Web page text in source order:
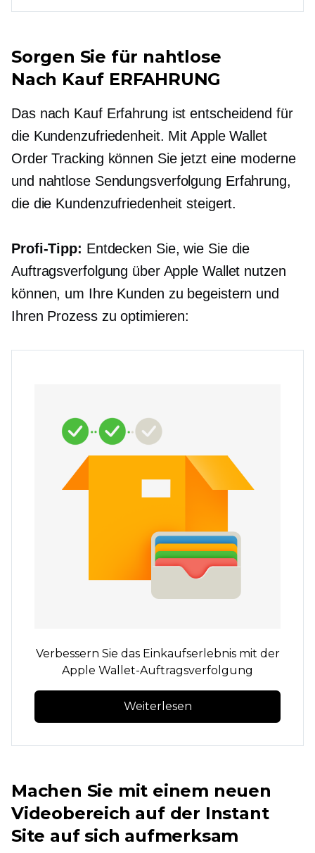
Sorgen Sie für nahtlose
Nach Kauf ERFAHRUNG
Das nach KaufErfahrung ist entscheidend für
die Kundenzufriedenheit. Mit Apple Wallet
Order Tracking können Sie jetzt eine moderne
und nahtlose Sendungsverfolgung Erfahrung,
die die Kundenzufriedenheit steigert.
Profi-Tipp: Entdecken Sie, wie Sie die
Auftragsverfolgung über Apple Wallet nutzen
können, um Ihre Kunden zu begeistern und
Ihren Prozess zu optimieren:
Verbessern Sie das Einkaufserlebnis mit der
Apple Wallet-Auftragsverfolgung
Weiterlesen
Machen Sie mit einem neuen
Videobereich auf der Instant
Site auf sich aufmerksam